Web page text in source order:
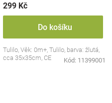
299 Kč
Do košíku
Tulilo, Věk: 0m+, Tulilo, barva: žlutá,
cca 35x35cm, CE
Kód: 11399001